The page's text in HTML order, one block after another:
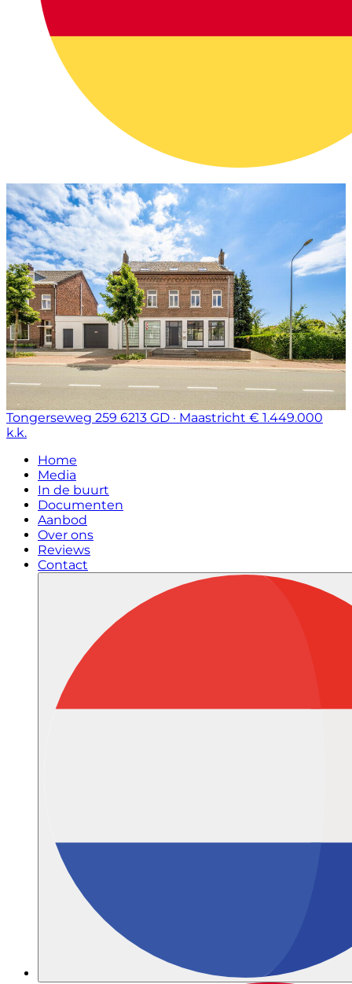
Tongerseweg 259 6213 GD · Maastricht € 1.449.000
k.k.
Home
Media
In de buurt
Documenten
Aanbod
Over ons
Reviews
Contact